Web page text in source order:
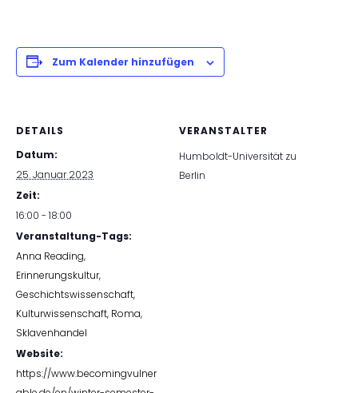
Zum Kalender hinzufügen
DETAILS
Datum:
25. Januar 2023
Zeit:
16:00 - 18:00
Veranstaltung-Tags:
Anna Reading,
Erinnerungskultur,
Geschichtswissenschaft,
Kulturwissenschaft, Roma,
Sklavenhandel
Website:
https://www.becomingvulner
VERANSTALTER
Humboldt-Universität zu
Berlin